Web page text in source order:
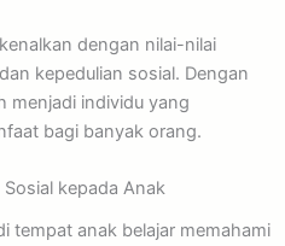
dengan nilai-nilai
kepedulian sosial. Dengan
menjadi individu yang
bagi banyak orang.
kepada Anak
tempat anak belajar memahami